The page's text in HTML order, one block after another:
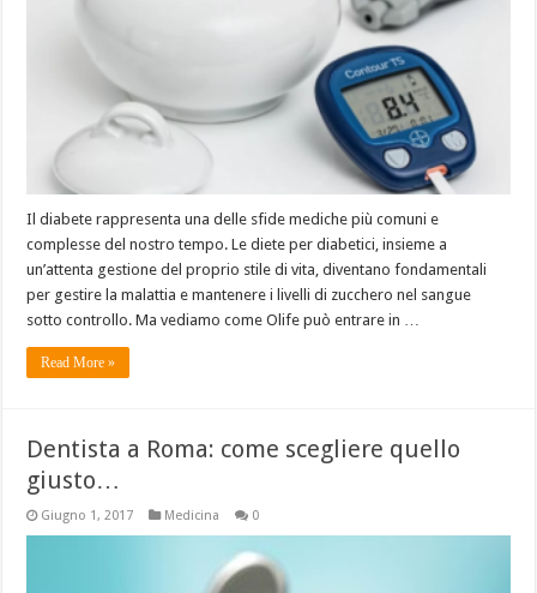
Il diabete rappresenta una delle sfide mediche più comuni e
complesse del nostro tempo. Le diete per diabetici, insieme a
un’attenta gestione del proprio stile di vita, diventano fondamentali
per gestire la malattia e mantenere i livelli di zucchero nel sangue
sotto controllo. Ma vediamo come Olife può entrare in …
Read More »
Dentista a Roma: come scegliere quello
giusto…
Giugno 1, 2017 Medicina 0